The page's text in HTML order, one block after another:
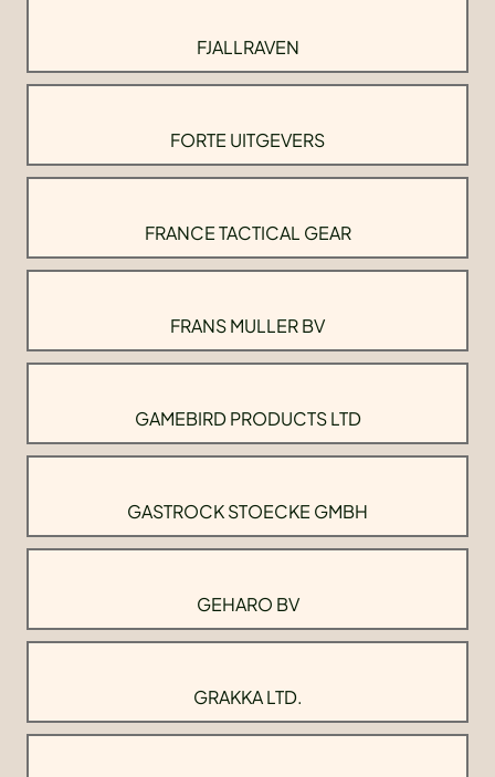
FJALLRAVEN
FORTE UITGEVERS
FRANCE TACTICAL GEAR
FRANS MULLER BV
GAMEBIRD PRODUCTS LTD
GASTROCK STOECKE GMBH
GEHARO BV
GRAKKA LTD.